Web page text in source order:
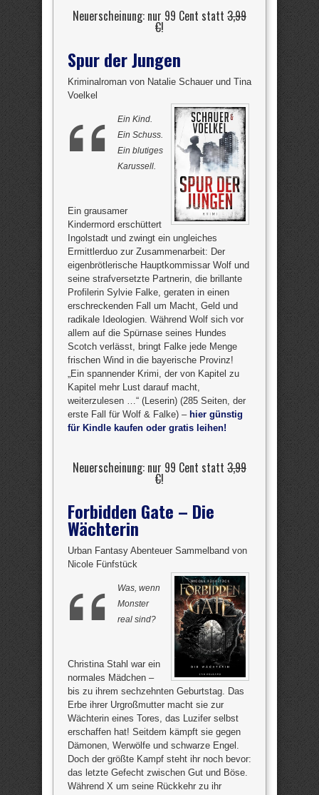
Neuerscheinung: nur 99 Cent statt 3,99
€!
Spur der Jungen
Kriminalroman von Natalie Schauer und Tina
Voelkel
Ein Kind.
Ein Schuss.
Ein blutiges
Karussell.
Ein grausamer
Kindermord erschüttert
Ingolstadt und zwingt ein ungleiches
Ermittlerduo zur Zusammenarbeit: Der
eigenbrötlerische Hauptkommissar Wolf und
seine strafversetzte Partnerin, die brillante
Profilerin Sylvie Falke, geraten in einen
erschreckenden Fall um Macht, Geld und
radikale Ideologien. Während Wolf sich vor
allem auf die Spürnase seines Hundes
Scotch verlässt, bringt Falke jede Menge
frischen Wind in die bayerische Provinz!
„Ein spannender Krimi, der von Kapitel zu
Kapitel mehr Lust darauf macht,
weiterzulesen …“ (Leserin) (285 Seiten, der
erste Fall für Wolf & Falke) – hier günstig
für Kindle kaufen oder gratis leihen!
Neuerscheinung: nur 99 Cent statt 3,99
€!
Forbidden Gate – Die
Wächterin
Urban Fantasy Abenteuer Sammelband von
Nicole Fünfstück
Was, wenn
Monster
real sind?
Christina Stahl war ein
normales Mädchen –
bis zu ihrem sechzehnten Geburtstag. Das
Erbe ihrer Urgroßmutter macht sie zur
Wächterin eines Tores, das Luzifer selbst
erschaffen hat! Seitdem kämpft sie gegen
Dämonen, Werwölfe und schwarze Engel.
Doch der größte Kampf steht ihr noch bevor:
das letzte Gefecht zwischen Gut und Böse.
Während X um seine Rückkehr zu ihr